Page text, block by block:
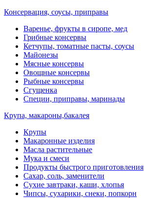
Консервация, соусы, приправы
Варенье, фрукты в сиропе, мед
Грибные консервы
Кетчупы, томатные пасты, соусы
Майонезы
Мясные консервы
Овощные консервы
Рыбные консервы
Сгущенка
Специи, приправы, маринады
Крупа, макароны,бакалея
Крупы
Макаронные изделия
Масла растительные
Мука и смеси
Продукты быстрого приготовления
Сахар, соль, заменители
Сухие завтраки, каши, хлопья
Чипсы, сухарики, снеки, попкорн